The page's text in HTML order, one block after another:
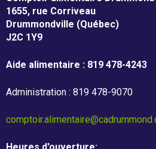
e
D
r
u
m
m
Rapports annuel
Donner
1655, rue Corriveau
Drummondville (Québec)
J2C 1Y9
Aide alimentaire : 819 478-4243
Administration : 819 478-9070